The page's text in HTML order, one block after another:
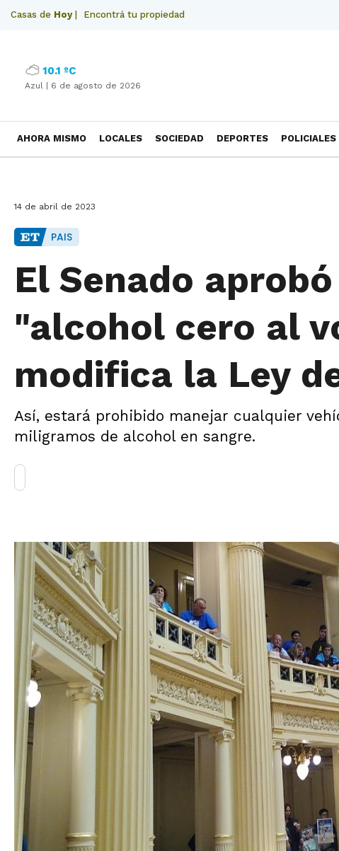
Casas de Hoy| Encontrá tu propiedad
10.1 ºC
Azul | 6 de agosto de 2026
AHORA MISMO LOCALES SOCIEDAD DEPORTES POLICIALES
14 de abril de 2023
PAIS
El Senado
"alcohol cero al
modifica la Ley
Así, estará prohibido manejar cualquier
miligramos de alcohol en sangre.